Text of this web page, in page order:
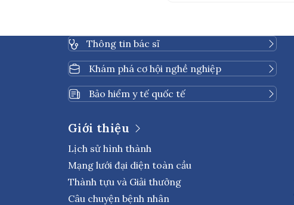
Thông tin bác sĩ
Khám phá cơ hội nghề nghiệp
Bảo hiểm y tế quốc tế
Giới thiệu
Lịch sử hình thành
Mạng lưới đại diện toàn cầu
Thành tựu và Giải thưởng
Câu chuyện bệnh nhân